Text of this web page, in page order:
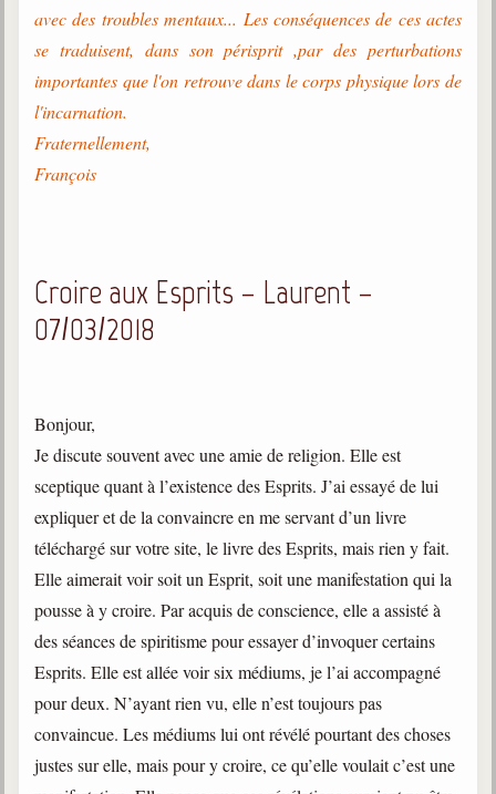
avec des troubles mentaux... Les conséquences de ces actes
se traduisent, dans son périsprit ,par des perturbations
importantes que l'on retrouve dans le corps physique lors de
l'incarnation.
Fraternellement,
François
Croire aux Esprits – Laurent –
07/03/2018
Bonjour,
Je discute souvent avec une amie de religion. Elle est
sceptique quant à l’existence des Esprits. J’ai essayé de lui
expliquer et de la convaincre en me servant d’un livre
téléchargé sur votre site, le livre des Esprits, mais rien y fait.
Elle aimerait voir soit un Esprit, soit une manifestation qui la
pousse à y croire. Par acquis de conscience, elle a assisté à
des séances de spiritisme pour essayer d’invoquer certains
Esprits. Elle est allée voir six médiums, je l’ai accompagné
pour deux. N’ayant rien vu, elle n’est toujours pas
convaincue. Les médiums lui ont révélé pourtant des choses
justes sur elle, mais pour y croire, ce qu’elle voulait c’est une